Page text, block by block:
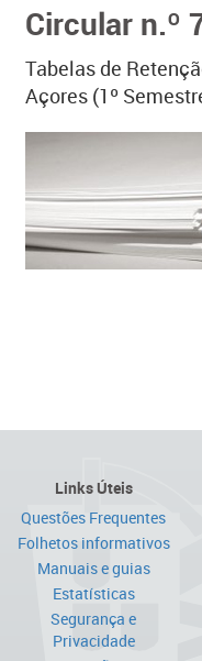
Circular n.º
Tabelas de
Açores (1º
Links Úteis
Questões Frequentes
Folhetos informativos
Manuais e guias
Estatísticas
Segurança e
Privacidade